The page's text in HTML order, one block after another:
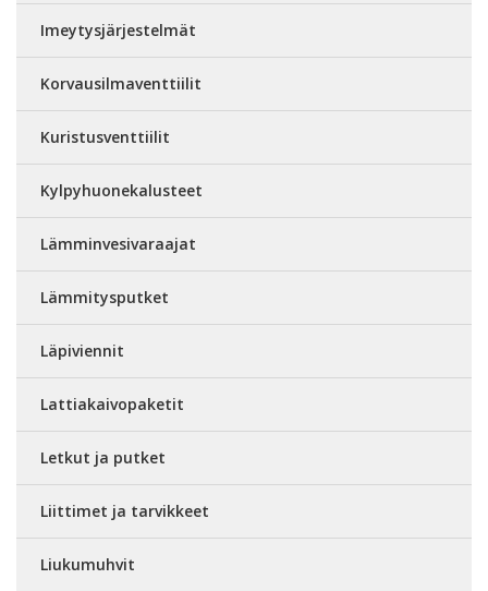
Imeytysjärjestelmät
Korvausilmaventtiilit
Kuristusventtiilit
Kylpyhuonekalusteet
Lämminvesivaraajat
Lämmitysputket
Läpiviennit
Lattiakaivopaketit
Letkut ja putket
Liittimet ja tarvikkeet
Liukumuhvit